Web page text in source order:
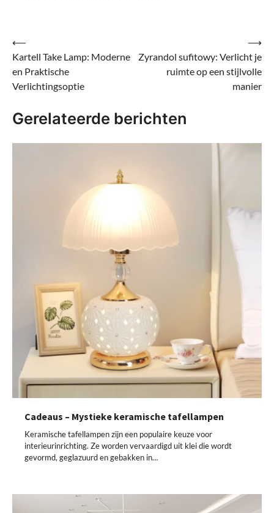
Bericht
navigatie
⟵
Kartell Take Lamp: Moderne
en Praktische
Verlichtingsoptie
Zyrandol sufitowy: Verlicht je
ruimte op een stijlvolle
manier
⟶
Gerelateerde berichten
Cadeaus – Mystieke keramische tafellampen
Keramische tafellampen zijn een populaire keuze voor
interieurinrichting. Ze worden vervaardigd uit klei die wordt
gevormd, geglazuurd en gebakken in…